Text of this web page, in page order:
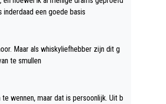
inderdaad een goede basis
Maar als whiskyliefhebber zijn dit g
te smullen
wennen, maar dat is persoonlijk. Uit b